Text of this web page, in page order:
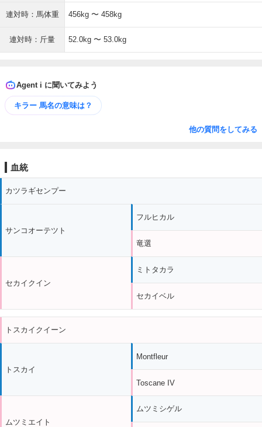
連対時：馬体重 456kg 〜 458kg
連対時：斤量 52.0kg 〜 53.0kg
Agent i に聞いてみよう
キラー 馬名の意味は？
他の質問をしてみる
血統
カツラギセンプー
サンコオーテツト
セカイクイン
フルヒカル
竜選
ミトタカラ
セカイベル
トスカイクイーン
トスカイ
ムツミエイト
Montfleur
Toscane IV
ムツミシゲル